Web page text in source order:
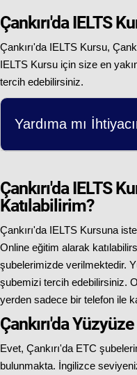
Çankırı'da IELTS
Çankırı'da IELTS Kursu,
IELTS Kursu için size en
tercih edebilirsiniz.
Yardıma mı
Çankırı'da IELTS
Katılabilirim?
Çankırı'da IELTS Kursuna
Online eğitim alarak
şubelerimizde verilmektedir.
şubemizi tercih edebilirsiniz.
yerden sadece bir telefon ile
Çankırı'da
Evet, Çankırı'da ETC
bulunmakta. İngilizce